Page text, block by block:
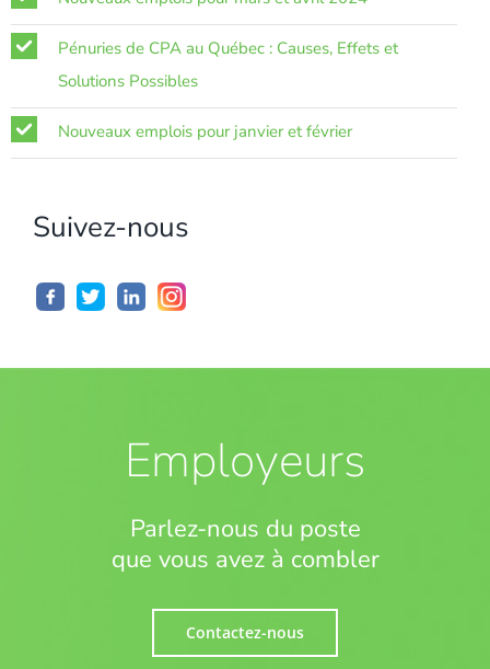
Pénuries de CPA au Québec : Causes, Effets et
Solutions Possibles
Nouveaux emplois pour janvier et février
Suivez-nous
Employeurs
Parlez-nous du poste
que vous avez à combler
Contactez-nous